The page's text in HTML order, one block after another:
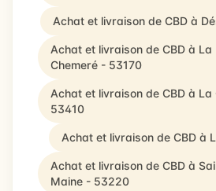
Achat et livraison de CBD à
Achat et livraison de CBD à
Chemeré - 53170
Achat et livraison de CBD à La
53410
Achat et livraison de CBD à
Achat et livraison de CBD à
Maine - 53220